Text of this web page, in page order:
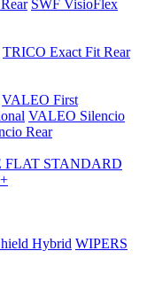
SWF VisioFlex
TRICO Exact Fit Rear
VALEO First
VALEO Silencio
Rear
FLAT STANDARD
Hybrid WIPERS